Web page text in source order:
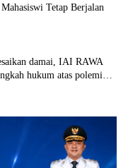
Tetap Berjalan
damai, IAI RAWA
hukum atas polemik